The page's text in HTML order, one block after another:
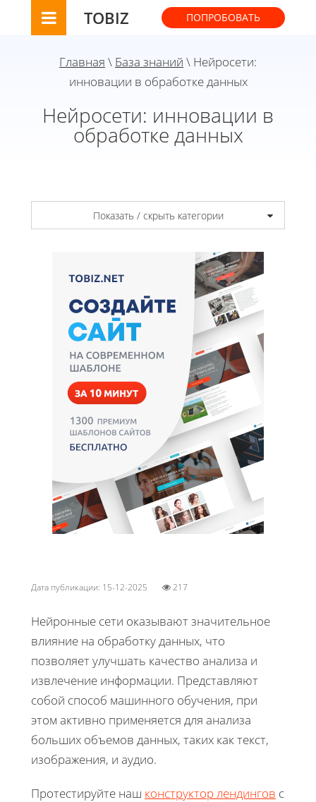
TOBIZ ПОПРОБОВАТЬ
Главная \ База знаний \ Нейросети:
инновации в обработке данных
Нейросети: инновации в
обработке данных
Показать / скрыть категории
Дата публикации: 15-12-2025 217
Нейронные сети оказывают значительное
влияние на обработку данных, что
позволяет улучшать качество анализа и
извлечение информации. Представляют
собой способ машинного обучения, при
этом активно применяется для анализа
больших объемов данных, таких как текст,
изображения, и аудио.
Протестируйте наш конструктор лендингов с